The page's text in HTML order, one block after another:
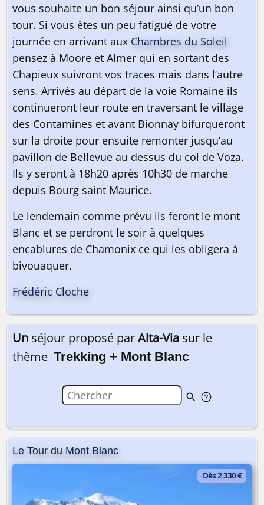
vous souhaite un bon séjour ainsi qu’un bon
tour. Si vous êtes un peu fatigué de votre
journée en arrivant aux Chambres du Soleil
pensez à Moore et Almer qui en sortant des
Chapieux suivront vos traces mais dans l’autre
sens. Arrivés au départ de la voie Romaine ils
continueront leur route en traversant le village
des Contamines et avant Bionnay bifurqueront
sur la droite pour ensuite remonter jusqu’au
pavillon de Bellevue au dessus du col de Voza.
Ils y seront à 18h20 après 10h30 de marche
depuis Bourg saint Maurice.
Le lendemain comme prévu ils feront le mont
Blanc et se perdront le soir à quelques
encablures de Chamonix ce qui les obligera à
bivouaquer.
Frédéric Cloche
Un séjour proposé parAlta-Via sur le
thème Trekking + Mont Blanc
Le Tour du Mont Blanc
Dès 2 330 €